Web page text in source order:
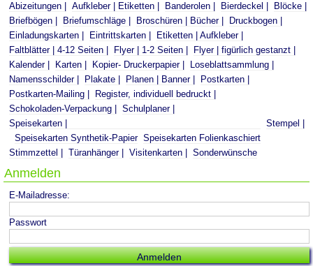
Abizeitungen Aufkleber | Etiketten Banderolen Bierdeckel
Blöcke
Briefbögen
Briefumschläge Broschüren | Bücher
Druckbogen
Einladungskarten
Eintrittskarten
Etiketten | Aufkleber
Faltblätter | 4-12 Seiten
Flyer | 1-2 Seiten
Flyer | figürlich gestanzt
Kalender
Karten Kopier- Druckerpapier
Loseblattsammlung
Namensschilder
Plakate Planen | Banner
Postkarten
Postkarten-Mailing
Register, individuell bedruckt
Schokoladen-Verpackung
Schulplaner
Speisekarten
Speisekarten Synthetik-Papier Speisekarten Folienkaschiert
Stempel
Stimmzettel Türanhänger Visitenkarten Sonderwünsche
Anmelden
E-Mailadresse:
Passwort